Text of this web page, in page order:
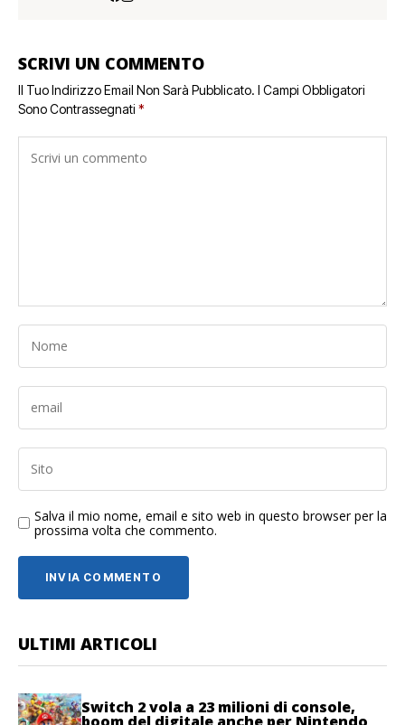
SCRIVI UN COMMENTO
Il Tuo Indirizzo Email Non Sarà Pubblicato. I Campi Obbligatori
Sono Contrassegnati *
Salva il mio nome, email e sito web in questo browser per la
prossima volta che commento.
ULTIMI ARTICOLI
Switch 2 vola a 23 milioni di console,